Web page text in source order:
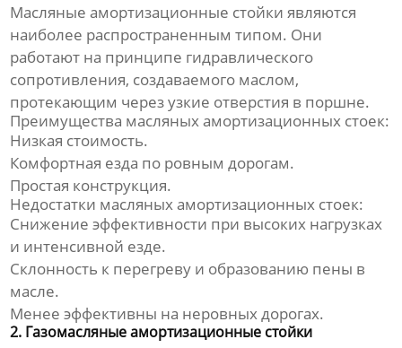
Масляныеамортизационные стойки являются
наиболее распространенным типом. Они
работают на принципе гидравлического
сопротивления, создаваемого маслом,
протекающим через узкие отверстия в поршне.
Преимущества масляных амортизационных стоек:
Низкая стоимость.
Комфортная езда по ровным дорогам.
Простая конструкция.
Недостатки масляных амортизационных стоек:
Снижение эффективности при высоких нагрузках
и интенсивной езде.
Склонность к перегреву и образованию пены в
масле.
Менее эффективны на неровных дорогах.
2. Газомасляные амортизационные стойки